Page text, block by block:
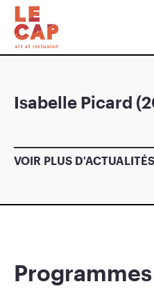
Isabelle Picard
VOIR PLUS D'ACTUALITÉS
Programmes